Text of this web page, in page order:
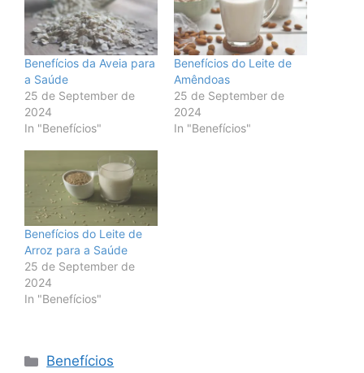
Benefícios da Aveia para
a Saúde
25 de September de
2024
In "Benefícios"
Benefícios do Leite de
Amêndoas
25 de September de
2024
In "Benefícios"
Benefícios do Leite de
Arroz para a Saúde
25 de September de
2024
In "Benefícios"
Categories
Benefícios